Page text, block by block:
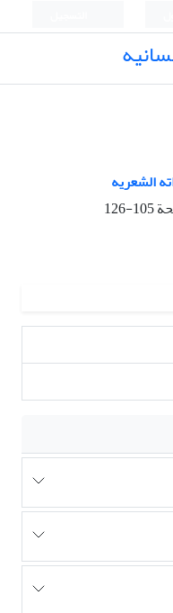
الشعریه
105-126